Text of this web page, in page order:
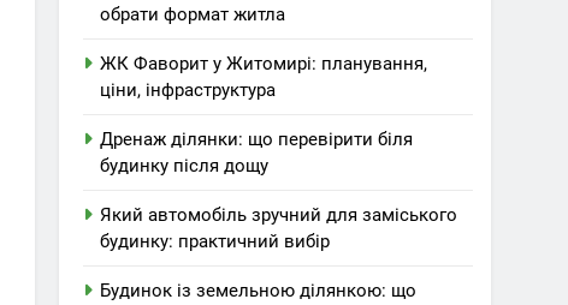
обрати формат житла
ЖК Фаворит у Житомирі: планування,
ціни, інфраструктура
Дренаж ділянки: що перевірити біля
будинку після дощу
Який автомобіль зручний для заміського
будинку: практичний вибір
Будинок із земельною ділянкою: що